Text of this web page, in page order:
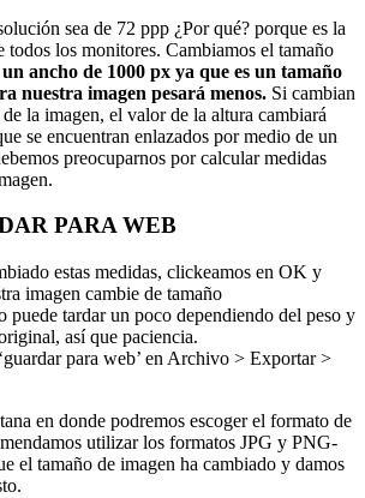
sea de 72 ppp ¿Por qué? porque es la
todos los monitores. Cambiamos el tamaño
un ancho de 1000 px ya que es un tamaño
nuestra imagen pesará menos. Si cambian
la imagen, el valor de la altura cambiará
se encuentran enlazados por medio de un
preocuparnos por calcular medidas
PARA WEB
estas medidas, clickeamos en OK y
imagen cambie de tamaño
puede tardar un poco dependiendo del peso y
así que paciencia.
para web’ en Archivo > Exportar >
en donde podremos escoger el formato de
utilizar los formatos JPG y PNG-
el tamaño de imagen ha cambiado y damos